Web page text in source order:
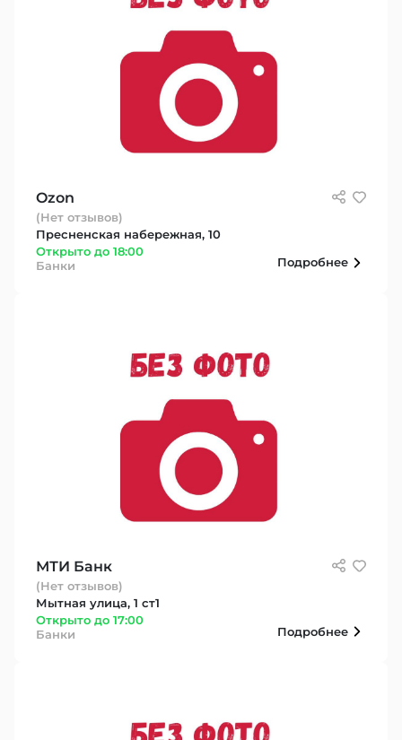
Ozon
(Нет отзывов)
Пресненская набережная, 10
Открыто до 18:00
Банки
Подробнее
МТИ Банк
(Нет отзывов)
Мытная улица, 1 ст1
Открыто до 17:00
Банки
Подробнее